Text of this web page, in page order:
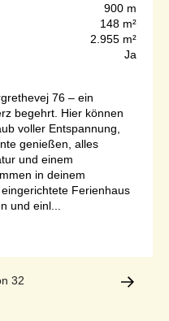
900 m
148 m²
2.955 m²
Ja
76 – ein
begehrt. Hier können
voller Entspannung,
genießen, alles
und einem
in deinem
Ferienhaus
und einl...
32